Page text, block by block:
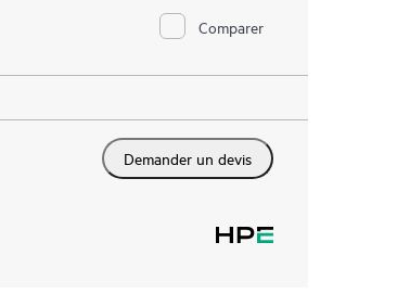
Comparer
Demander un devis